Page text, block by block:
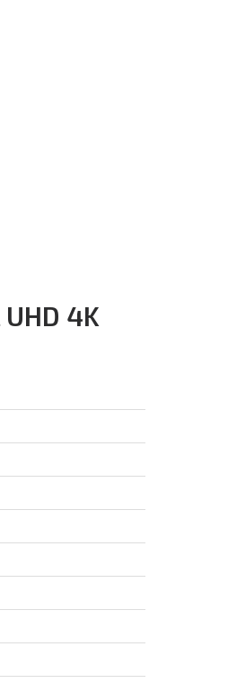
4K